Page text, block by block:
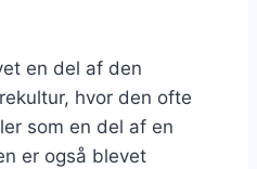
en del af den
hvor den ofte
som en del af en
er også blevet